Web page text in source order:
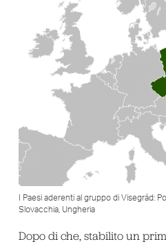
I Paesi aderenti al gruppo di Visegrád:
Slovacchia, Ungheria
Dopo di che, stabilito un